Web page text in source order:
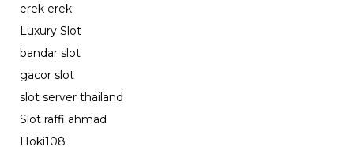
erek erek
Luxury Slot
bandar slot
gacor slot
slot server thailand
Slot raffi ahmad
Hoki108